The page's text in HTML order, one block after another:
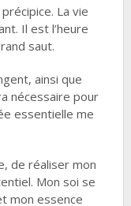
La vie
Il est l’heure
saut.
ainsi que
nécessaire pour
essentielle me
de réaliser mon
Mon soi se
mon essence